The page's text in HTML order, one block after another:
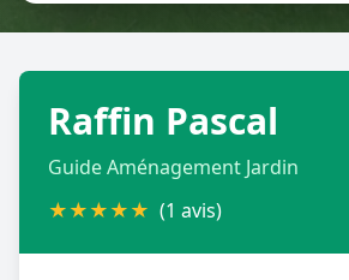
Retour à la
CGU -
Raffin Pascal
Guide Aménagement Jardin
★★★★★ (1 avis)